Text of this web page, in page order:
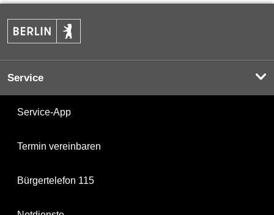
Service
Service-App
Termin vereinbaren
Bürgertelefon 115